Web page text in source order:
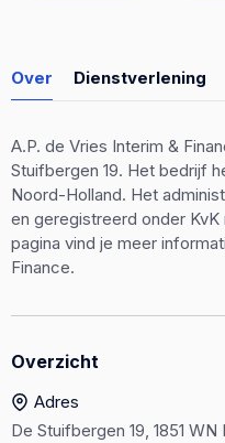
Over Dienstverlening
A.P. de Vries Interim &
Stuifbergen 19. Het bedrijf
Noord-Holland. Het
en geregistreerd onder
pagina vind je meer
Finance.
Overzicht
Adres
De Stuifbergen 19, 1851